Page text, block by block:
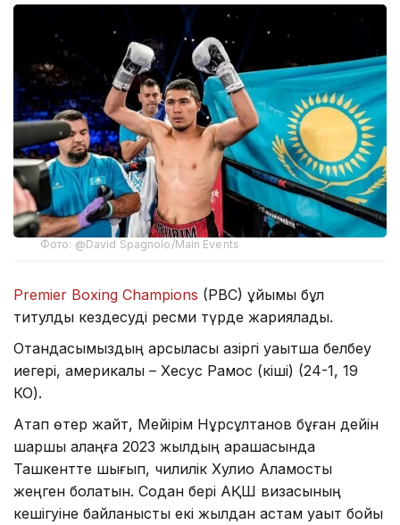
Фото: @David Spagnolo/Main Events
Premier Boxing Champions (PBC) ұйымы бұл
титулдық кездесуді ресми түрде жариялады.
Отандасымыздың қарсыласы қазіргі уақытша белбеу
иегері, америкалық – Хесус Рамос (кіші) (24-1, 19
КО).
Атап өтер жайт, Мейірім Нұрсұлтанов бұған дейін
шаршы алаңға 2023 жылдың қарашасында
Ташкентте шығып, чилилік Хулио Аламосты
жеңген болатын. Содан бері АҚШ визасының
кешігуіне байланысты екі жылдан астам уақыт бойы